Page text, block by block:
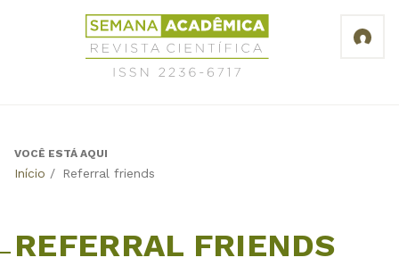
Revista
Científica
Semana
6717
Back
VOCÊ ESTÁ AQUI
Início / Referral friends
REFERRAL FRIENDS